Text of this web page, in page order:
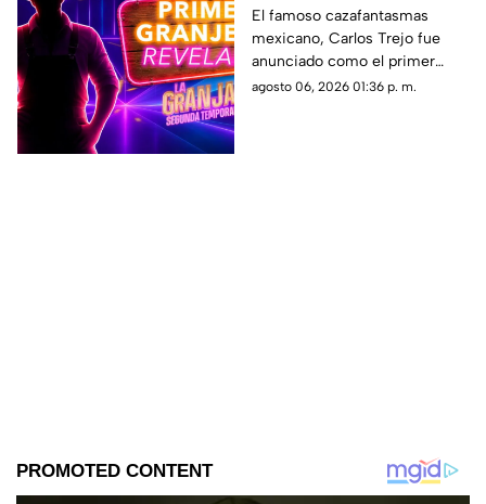
confirmado para la
segunda temporada de
'La Granja VIP’
El famoso cazafantasmas
mexicano, Carlos Trejo fue
anunciado como el primer
granjero oficial del reality show
agosto 06, 2026 01:36 p. m.